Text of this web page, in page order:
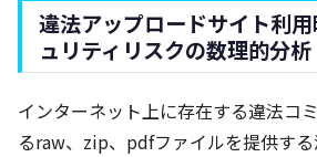
違法アップロードサイト利
ュリティリスクの数理的分析
インターネット上に存在する違法コ
るraw、zip、pdfファイルを提供す